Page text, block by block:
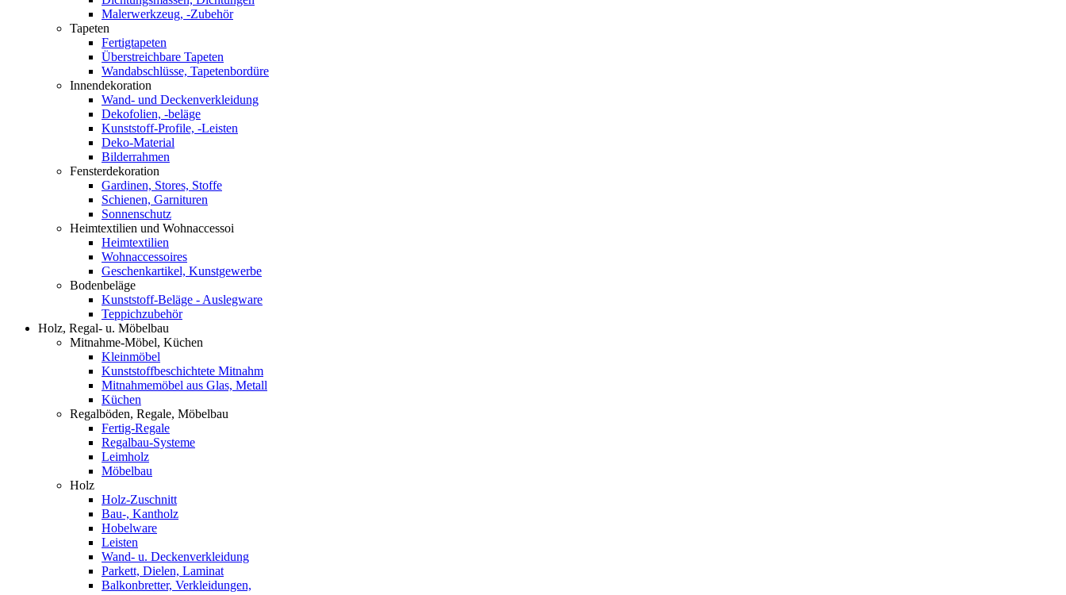
Malerwerkzeug, -Zubehör
Tapeten
Fertigtapeten
Überstreichbare Tapeten
Wandabschlüsse, Tapetenbordüre
Innendekoration
Wand- und Deckenverkleidung
Dekofolien, -beläge
Kunststoff-Profile, -Leisten
Deko-Material
Bilderrahmen
Fensterdekoration
Gardinen, Stores, Stoffe
Schienen, Garnituren
Sonnenschutz
Heimtextilien und Wohnaccessoi
Heimtextilien
Wohnaccessoires
Geschenkartikel, Kunstgewerbe
Bodenbeläge
Kunststoff-Beläge - Auslegware
Teppichzubehör
Holz, Regal- u. Möbelbau
Mitnahme-Möbel, Küchen
Kleinmöbel
Kunststoffbeschichtete Mitnahm
Mitnahmemöbel aus Glas, Metall
Küchen
Regalböden, Regale, Möbelbau
Fertig-Regale
Regalbau-Systeme
Leimholz
Möbelbau
Holz
Holz-Zuschnitt
Bau-, Kantholz
Hobelware
Leisten
Wand- u. Deckenverkleidung
Parkett, Dielen, Laminat
Balkonbretter, Verkleidungen,